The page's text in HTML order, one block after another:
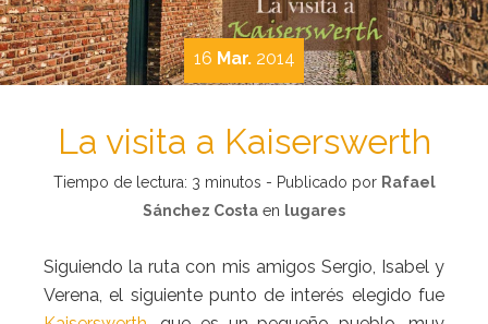
16 Mar.2014
La visita a Kaiserswerth
Tiempo de lectura: 3 minutos - Publicado por Rafael
Sánchez Costa en lugares
Siguiendo la ruta con mis amigos Sergio, Isabel y
Verena, el siguiente punto de interés elegido fue